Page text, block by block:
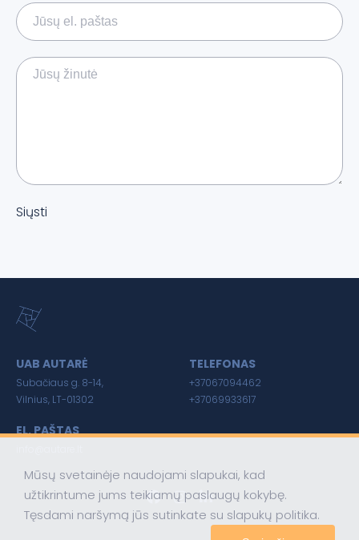
Siųsti
UAB AUTARĖ
Subačiaus g. 8-14,
Vilnius, LT-01302
TELEFONAS
+37067094462
+37069933617
EL. PAŠTAS
Mūsų svetainėje naudojami slapukai, kad
užtikrintume jums teikiamų paslaugų kokybę.
Tęsdami naršymą jūs sutinkate su slapukų politika.